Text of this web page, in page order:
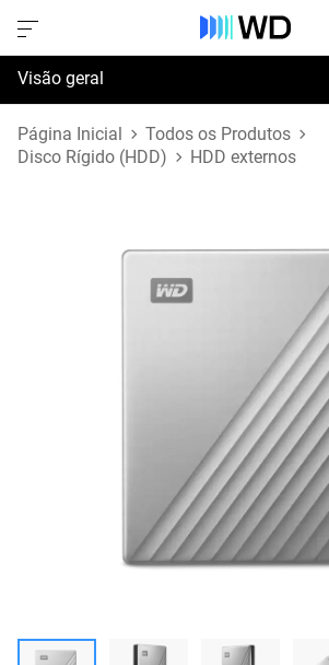
Visão geral
Especificações
Página Inicial
Todos os Produtos
Disco Rígido (HDD)
HDD externos